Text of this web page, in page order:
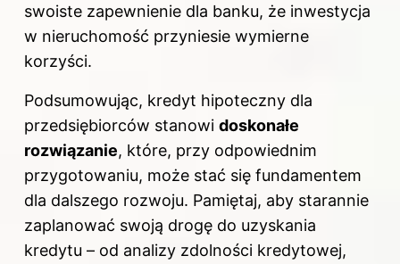
swoiste zapewnienie dla banku, że inwestycja
w nieruchomość przyniesie wymierne
korzyści.
Podsumowując, kredyt hipoteczny dla
przedsiębiorców stanowi doskonałe
rozwiązanie, które, przy odpowiednim
przygotowaniu, może stać się fundamentem
dla dalszego rozwoju. Pamiętaj, aby starannie
zaplanować swoją drogę do uzyskania
kredytu – od analizy zdolności kredytowej,